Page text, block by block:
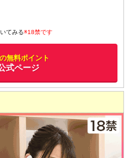
てみる※18禁です
無料ポイント
式ページ